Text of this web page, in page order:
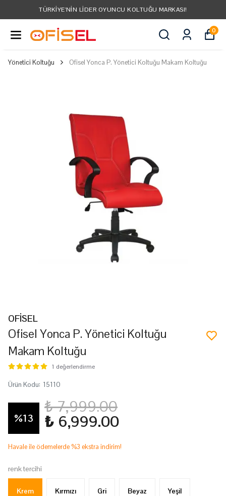
TÜRKIYE'NIN LIDER OYUNCU KOLTUĞU MARKASI!
0
Yönetici Koltuğu Ofisel Yonca P. Yönetici Koltuğu Makam Koltuğu
OFİSEL
Ofisel Yonca P. Yönetici Koltuğu
Makam Koltuğu
1 değerlendirme
Ürün Kodu: 15110
%13
₺ 7,999.00
₺ 6,999.00
Havale ile ödemelerde %3 ekstra indirim!
renk tercihi
Krem Kırmızı Gri Beyaz Yeşil